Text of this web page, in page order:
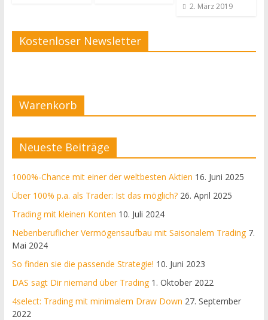
2. März 2019
Kostenloser Newsletter
Warenkorb
Neueste Beiträge
1000%-Chance mit einer der weltbesten Aktien 16. Juni 2025
Über 100% p.a. als Trader: Ist das möglich? 26. April 2025
Trading mit kleinen Konten 10. Juli 2024
Nebenberuflicher Vermögensaufbau mit Saisonalem Trading 7.
Mai 2024
So finden sie die passende Strategie! 10. Juni 2023
DAS sagt Dir niemand über Trading 1. Oktober 2022
4select: Trading mit minimalem Draw Down 27. September
2022